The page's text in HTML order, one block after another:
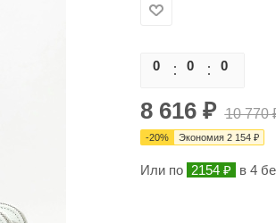
0 0 0
8 616₽ 10 770
-20% Экономия 2 154₽
Или по 2154 ₽ в 4